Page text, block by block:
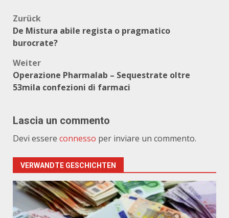
Beitragsnavigation
Zurück
De Mistura abile regista o pragmatico
burocrate?
Weiter
Operazione Pharmalab – Sequestrate oltre
53mila confezioni di farmaci
Lascia un commento
Devi essere connesso per inviare un commento.
VERWANDTE GESCHICHTEN